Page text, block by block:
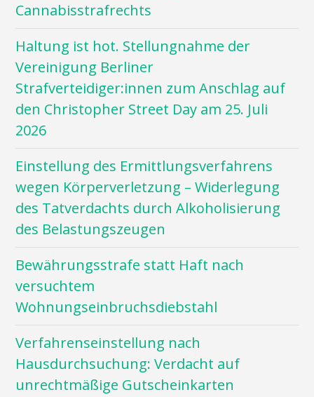
Cannabisstrafrechts
Haltung ist hot. Stellungnahme der
Vereinigung Berliner
Strafverteidiger:innen zum Anschlag auf
den Christopher Street Day am 25. Juli
2026
Einstellung des Ermittlungsverfahrens
wegen Körperverletzung – Widerlegung
des Tatverdachts durch Alkoholisierung
des Belastungszeugen
Bewährungsstrafe statt Haft nach
versuchtem
Wohnungseinbruchsdiebstahl
Verfahrenseinstellung nach
Hausdurchsuchung: Verdacht auf
unrechtmäßige Gutscheinkarten